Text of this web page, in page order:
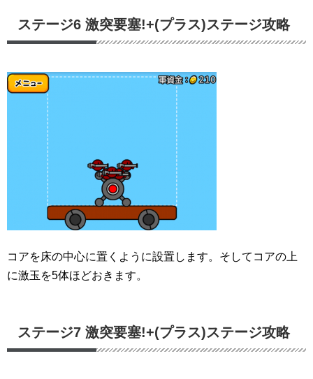
ステージ6 激突要塞!+(プラス)ステージ攻略
コアを床の中心に置くように設置します。そしてコアの上
に激玉を5体ほどおきます。
ステージ7 激突要塞!+(プラス)ステージ攻略